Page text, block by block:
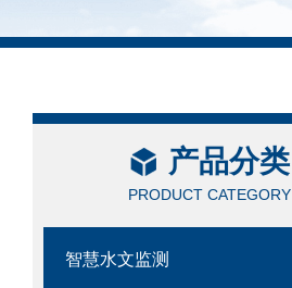
产品分类
PRODUCT CATEGORY
智慧水文监测